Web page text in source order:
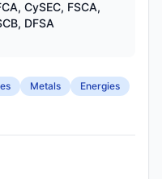
CySEC, FSCA,
DFSA
Metals
Energies